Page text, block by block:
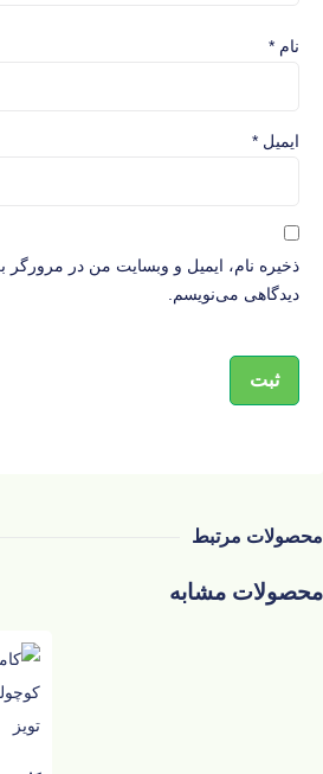
نام *
ایمیل *
ذخیره نام، ایمیل و وبسایت من در مرورگر
دیدگاهی می‌نویسم.
محصولات مرتبط
محصولات مشابه